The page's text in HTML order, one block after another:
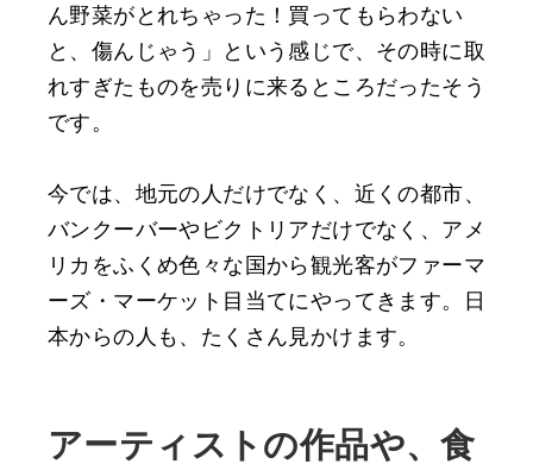
ん野菜がとれちゃった！買ってもらわない
と、傷んじゃう」という感じで、その時に取
れすぎたものを売りに来るところだったそう
です。
今では、地元の人だけでなく、近くの都市、
バンクーバーやビクトリアだけでなく、アメ
リカをふくめ色々な国から観光客がファーマ
ーズ・マーケット目当てにやってきます。日
本からの人も、たくさん見かけます。
アーティストの作品や、食